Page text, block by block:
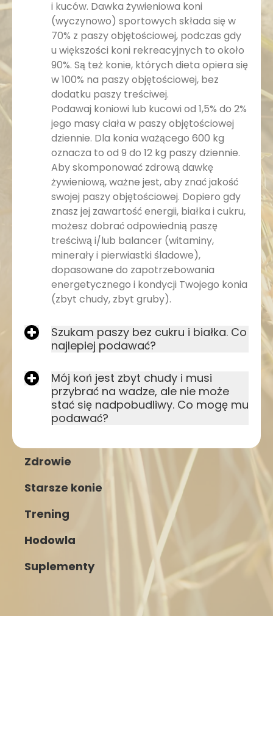
i kuców. Dawka żywieniowa koni
(wyczynowo) sportowych składa się w
70% z paszy objętościowej, podczas gdy
u większości koni rekreacyjnych to około
90%. Są też konie, których dieta opiera się
w 100% na paszy objętościowej, bez
dodatku paszy treściwej.
Podawaj koniowi lub kucowi od 1,5% do 2%
jego masy ciała w paszy objętościowej
dziennie. Dla konia ważącego 600 kg
oznacza to od 9 do 12 kg paszy dziennie.
Aby skomponować zdrową dawkę
żywieniową, ważne jest, aby znać jakość
swojej paszy objętościowej. Dopiero gdy
znasz jej zawartość energii, białka i cukru,
możesz dobrać odpowiednią paszę
treściwą i/lub balancer (witaminy,
minerały i pierwiastki śladowe),
dopasowane do zapotrzebowania
energetycznego i kondycji Twojego konia
(zbyt chudy, zbyt gruby).
Szukam paszy bez cukru i białka. Co
najlepiej podawać?
Mój koń jest zbyt chudy i musi
przybrać na wadze, ale nie może
stać się nadpobudliwy. Co mogę mu
podawać?
Zdrowie
Starsze konie
Trening
Hodowla
Suplementy